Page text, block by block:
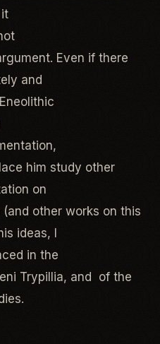
Even if there
and
him study other
on
other works on this
ideas, I
in the
Trypillia, and of the